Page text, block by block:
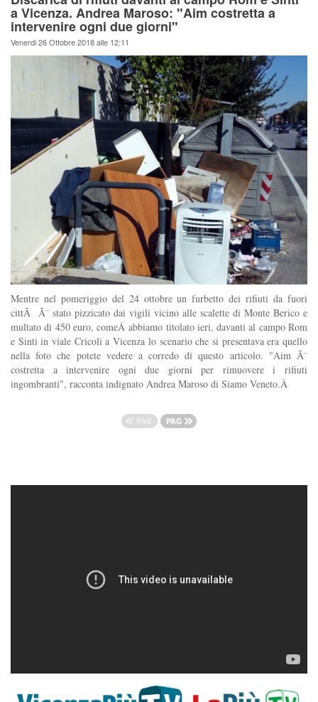
a Vicenza. Andrea Maroso: "Aim costretta a
intervenire ogni due giorni"
Venerdi 26 Ottobre 2018 alle 12:11
Mentre nel pomeriggio del 24 ottobre un furbetto dei rifiuti da fuori
cittÃ Ã¨ stato pizzicato dai vigili vicino alle scalette di Monte Berico e
multato di 450 euro, comeÂ abbiamo titolato ieri, davanti al campo Rom
e Sinti in viale Cricoli a Vicenza lo scenario che si presentava era quello
nella foto che potete vedere a corredo di questo articolo. "Aim Ã¨
costretta a intervenire ogni due giorni per rimuovere i rifiuti
ingombranti", racconta indignato Andrea Maroso di Siamo Veneto.Â